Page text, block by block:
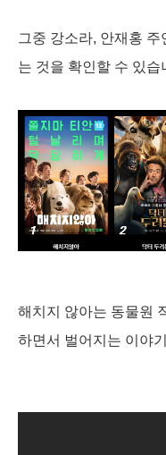
그중 강소라, 안재홍
는 것을 확인할 수 있습
해치지 않아는 동물원
하면서 벌어지는 이야